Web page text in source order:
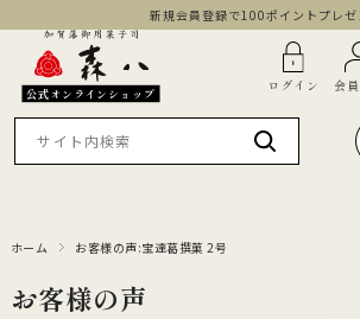
新規会員登録で100ポイントプレゼ
公式オンラインショップ ログイン 会
ホーム お客様の声:宝達葛撰菓 2号
お客様の声